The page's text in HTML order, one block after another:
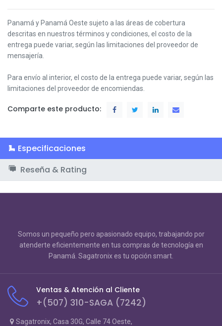
Panamá y Panamá Oeste sujeto a las áreas de cobertura
descritas en nuestros términos y condiciones, el costo de la
entrega puede variar, según las limitaciones del proveedor de
mensajería.
Para envío al interior, el costo de la entrega puede variar, según las
limitaciones del proveedor de encomiendas.
Comparte este producto:
Especificaciones
Reseña & Rating
Somos un pequeño pero apasionado equipo, trabajando por
atenderte eficientemente en tus compras de tecnología en
Panamá. Sagatronix es tu opción smart.
Ventas & Atención al Cliente
+(507) 310-SAGA (7242)
Sagatronix, Casa 30G, Calle 74 Oeste,